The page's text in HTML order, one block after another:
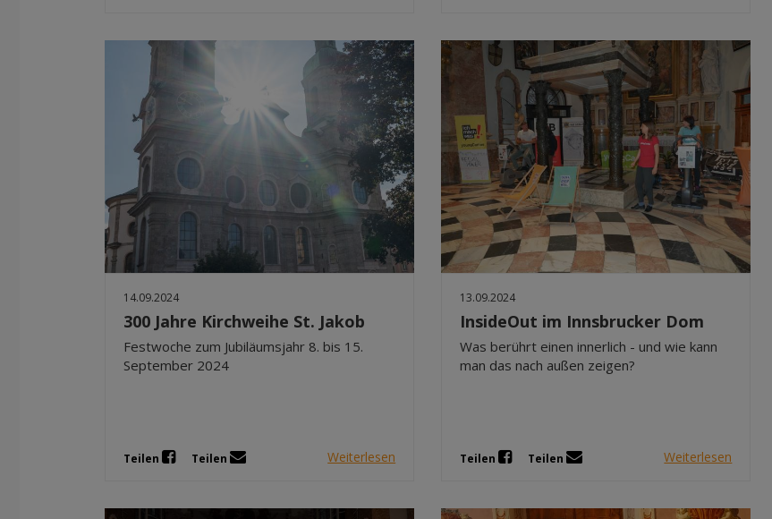
14.09.2024
300 Jahre Kirchweihe St. Jakob
Festwoche zum Jubiläumsjahr 8. bis 15.
September 2024
Teilen Teilen Weiterlesen
13.09.2024
InsideOut im Innsbrucker Dom
Was berührt einen innerlich - und wie kann
man das nach außen zeigen?
Teilen Teilen Weiterlesen